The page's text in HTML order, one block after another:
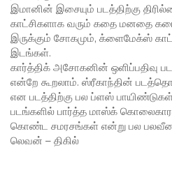
இமானின் இசையும் படத்திற்கு
காட்சிகளாக வரும் கதை மனதை
இருக்கும் சோகமும், க்ளைமேக்ஸ்
இடங்கள்.
கார்த்திக் அசோகனின் ஒளிப்பதிவு
என்றே கூறலாம். ஸ்ரீகாந்தின்
என படத்திற்கு பல ப்ளஸ்
படங்களில் பார்த்த மாஸ்க்
கொண்ட சமரசங்கள் என்று பல
லெவன் – திகில்